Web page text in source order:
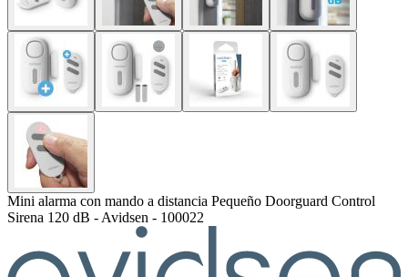
Mini alarma con mando a distancia Pequeño Doorguard Control
Sirena 120 dB - Avidsen - 100022